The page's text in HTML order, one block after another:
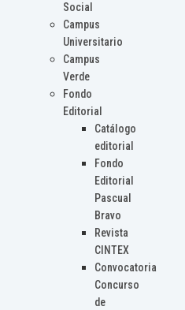
Social
Campus
Universitario
Campus
Verde
Fondo
Editorial
Catálogo
editorial
Fondo
Editorial
Pascual
Bravo
Revista
CINTEX
Convocatoria
Concurso
de